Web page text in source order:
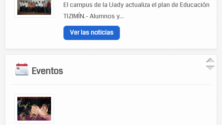
El campus de la Uady actualiza el plan de Educación
TIZIMÍN.- Alumnos y...
Ver las noticias
Eventos